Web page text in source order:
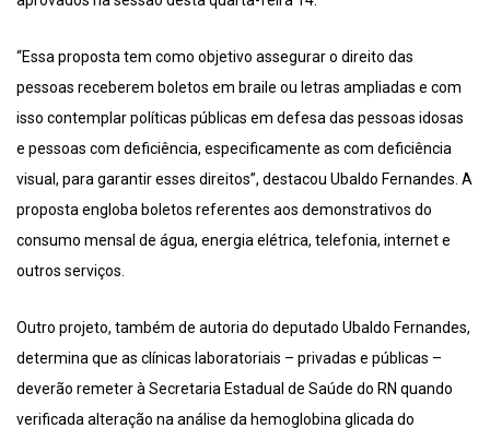
“Essa proposta tem como objetivo assegurar o direito das
pessoas receberem boletos em braile ou letras ampliadas e com
isso contemplar políticas públicas em defesa das pessoas idosas
e pessoas com deficiência, especificamente as com deficiência
visual, para garantir esses direitos”, destacou Ubaldo Fernandes. A
proposta engloba boletos referentes aos demonstrativos do
consumo mensal de água, energia elétrica, telefonia, internet e
outros serviços.
Outro projeto, também de autoria do deputado Ubaldo Fernandes,
determina que as clínicas laboratoriais – privadas e públicas –
deverão remeter à Secretaria Estadual de Saúde do RN quando
verificada alteração na análise da hemoglobina glicada do